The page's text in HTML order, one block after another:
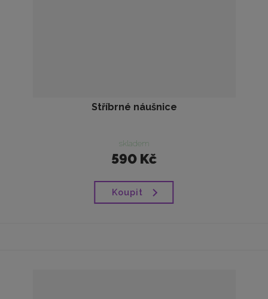
Stříbrné náušnice
skladem
590 Kč
Koupit